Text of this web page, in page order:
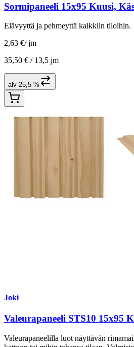
Sormipaneeli 15x95 Kuusi,
Elävyyttä ja pehmeyttä kaikkiin tiloihin.
2,63 €/ jm
35,50 € / 13,5 jm
alv 25,5 %
Joki
Valeurapaneeli STS10 15x95
Valeurapaneelilla luot näyttävän